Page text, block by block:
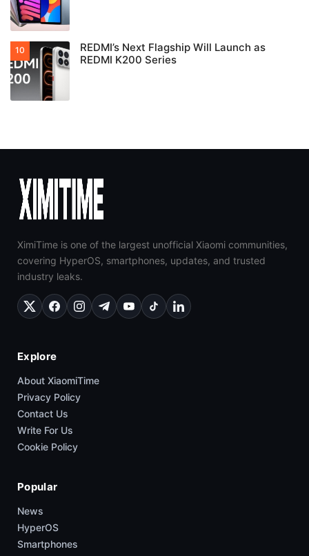
REDMI’s Next Flagship Will Launch as
REDMI K200 Series
XimiTime is one of the largest unofficial Xiaomi communities,
covering HyperOS, smartphones, updates, and trusted
industry leaks.
Explore
About XiaomiTime
Privacy Policy
Contact Us
Write For Us
Cookie Policy
Popular
News
HyperOS
Smartphones